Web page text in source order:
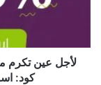
لأجل عين تكرم
كود: اسود